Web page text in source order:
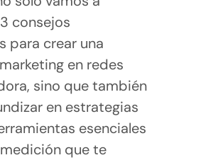
consejos
para crear una
en redes
sino que también
en estrategias
esenciales
que te